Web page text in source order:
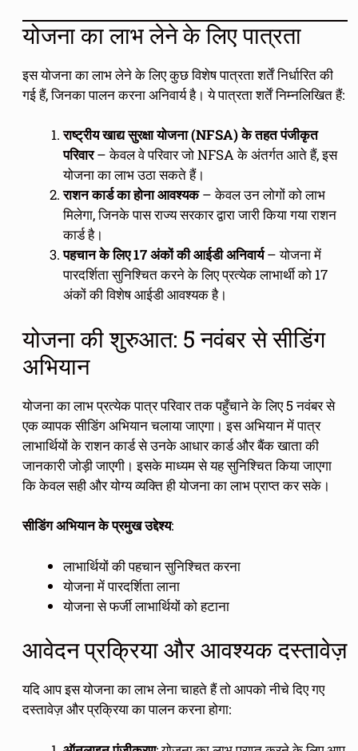
योजना का लाभ लेने के लिए पात्रता
इस योजना का लाभ लेने के लिए कुछ विशेष पात्रता शर्तें निर्धारित की
गई हैं, जिनका पालन करना अनिवार्य है। ये पात्रता शर्तें निम्नलिखित हैं:
राष्ट्रीय खाद्य सुरक्षा योजना (NFSA) के तहत पंजीकृत
परिवार– केवल वे परिवार जो NFSA के अंतर्गत आते हैं, इस
योजना का लाभ उठा सकते हैं।
राशन कार्ड का होना आवश्यक– केवल उन लोगों को लाभ
मिलेगा, जिनके पास राज्य सरकार द्वारा जारी किया गया राशन
कार्ड है।
पहचान के लिए 17 अंकों की आईडी अनिवार्य– योजना में
पारदर्शिता सुनिश्चित करने के लिए प्रत्येक लाभार्थी को 17
अंकों की विशेष आईडी आवश्यक है।
योजना की शुरुआत: 5 नवंबर से सीडिंग
अभियान
योजना का लाभ प्रत्येक पात्र परिवार तक पहुँचाने के लिए 5 नवंबर से
एक व्यापक सीडिंग अभियान चलाया जाएगा। इस अभियान में पात्र
लाभार्थियों के राशन कार्ड से उनके आधार कार्ड और बैंक खाता की
जानकारी जोड़ी जाएगी। इसके माध्यम से यह सुनिश्चित किया जाएगा
कि केवल सही और योग्य व्यक्ति ही योजना का लाभ प्राप्त कर सके।
सीडिंग अभियान के प्रमुख उद्देश्य:
लाभार्थियों की पहचान सुनिश्चित करना
योजना में पारदर्शिता लाना
योजना से फर्जी लाभार्थियों को हटाना
आवेदन प्रक्रिया और आवश्यक दस्तावेज़
यदि आप इस योजना का लाभ लेना चाहते हैं तो आपको नीचे दिए गए
दस्तावेज़ और प्रक्रिया का पालन करना होगा: